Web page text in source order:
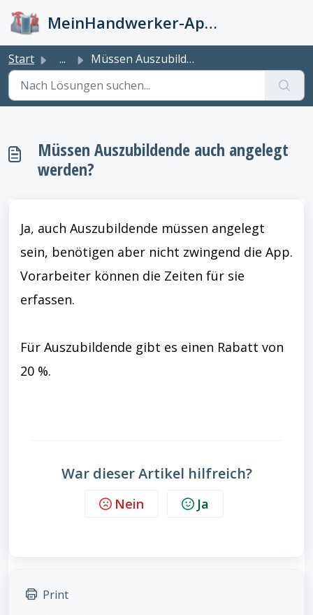
MeinHandwerker-App Info-Kiste
Start ... Müssen Auszubildende auch angelegt werden?
Müssen Auszubildende auch angelegt
werden?
Ja, auch Auszubildende müssen angelegt
sein, benötigen aber nicht zwingend die App.
Vorarbeiter können die Zeiten für sie
erfassen.
Für Auszubildende gibt es einen Rabatt von
20 %.
War dieser Artikel hilfreich?
Nein Ja
Print